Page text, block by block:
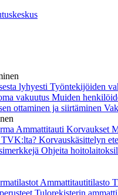
lyhyesti Työntekijöiden
vakuutus Muiden
ottaminen ja siirtäminen
Ammattitauti Korvaukset
TVK:lta? Korvauskäsittelyn
Ohjeita
Ammattitautitilasto
Tulorekisterin